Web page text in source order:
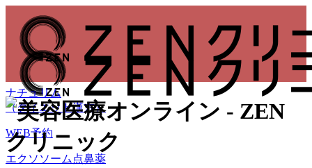
ナチュリム
（ダイエット漢方）
WEB予約
エクソソーム点鼻薬